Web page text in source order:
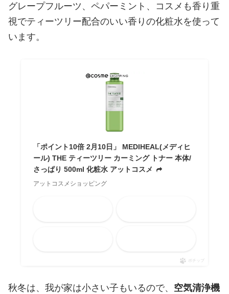
グレープフルーツ、ペパーミント、コスメも香り重
視でティーツリー配合のいい香りの化粧水を使って
います。
「ポイント10倍 2月10日」 MEDIHEAL(メディヒ
ール) THE ティーツリー カーミング トナー 本体/
さっぱり 500ml 化粧水 アットコスメ
アットコスメショッピング
ポチップ
秋冬は、我が家は小さい子もいるので、 空気清浄機